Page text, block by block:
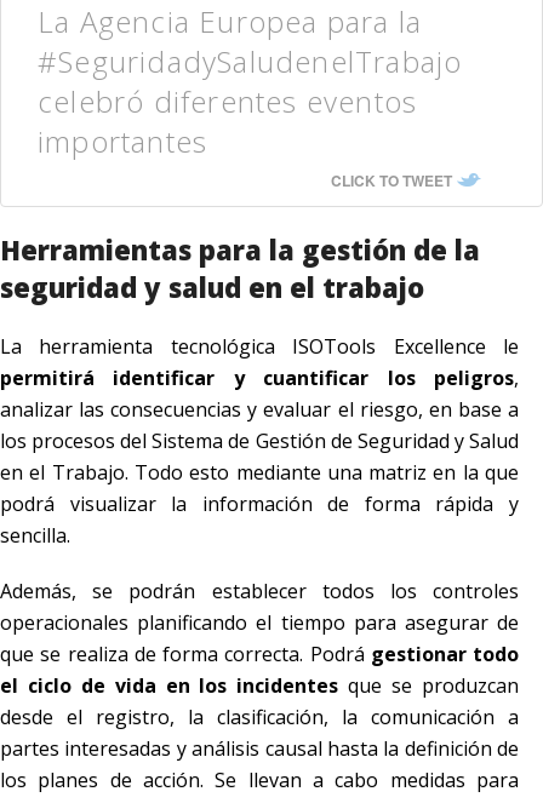
La Agencia Europea para la
#SeguridadySaludenelTrabajo
celebró diferentes eventos
importantes
CLICK TO TWEET
Herramientas para la gestión de la
seguridad y salud en el trabajo
La herramienta tecnológica ISOTools Excellence le
permitirá identificar y cuantificar los peligros,
analizar las consecuencias y evaluar el riesgo, en base a
los procesos del Sistema de Gestión de Seguridad y Salud
en el Trabajo. Todo esto mediante una matriz en la que
podrá visualizar la información de forma rápida y
sencilla.
Además, se podrán establecer todos los controles
operacionales planificando el tiempo para asegurar de
que se realiza de forma correcta. Podrá gestionar todo
el ciclo de vida en los incidentes que se produzcan
desde el registro, la clasificación, la comunicación a
partes interesadas y análisis causal hasta la definición de
los planes de acción. Se llevan a cabo medidas para